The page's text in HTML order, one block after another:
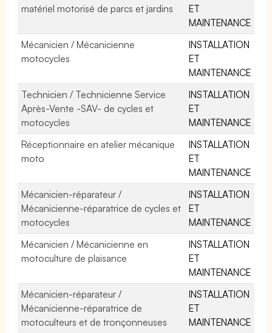
matériel motorisé de parcs et jardins
ET
MAINTENANCE
Mécanicien / Mécanicienne
motocycles
INSTALLATION
ET
MAINTENANCE
Technicien / Technicienne Service
Après-Vente -SAV- de cycles et
motocycles
INSTALLATION
ET
MAINTENANCE
Réceptionnaire en atelier mécanique
moto
INSTALLATION
ET
MAINTENANCE
Mécanicien-réparateur /
Mécanicienne-réparatrice de cycles et
motocycles
INSTALLATION
ET
MAINTENANCE
Mécanicien / Mécanicienne en
motoculture de plaisance
INSTALLATION
ET
MAINTENANCE
Mécanicien-réparateur /
Mécanicienne-réparatrice de
motoculteurs et de tronçonneuses
INSTALLATION
ET
MAINTENANCE